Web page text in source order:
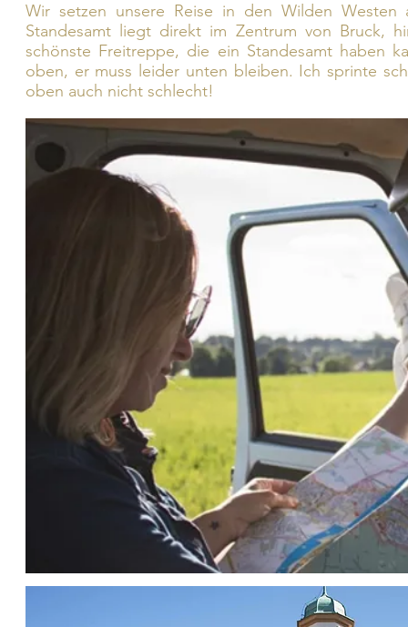
Wir setzen unsere Reise in den Wilden
Standesamt liegt direkt im Zentrum von Bruck,
schönste Freitreppe, die ein Standesamt haben
oben, er muss leider unten bleiben. Ich sprinte
oben auch nicht schlecht!